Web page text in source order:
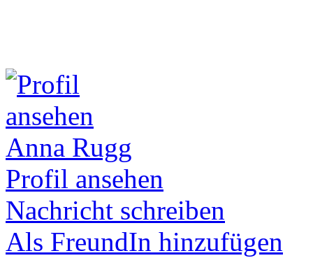
Anna Rugg
Profil ansehen
Nachricht schreiben
Als FreundIn hinzufügen